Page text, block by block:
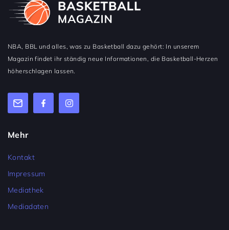
NBA, BBL und alles, was zu Basketball dazu gehört: In unserem
Magazin findet ihr ständig neue Informationen, die Basketball-Herzen
höherschlagen lassen.
Mehr
Kontakt
Impressum
Mediathek
Mediadaten